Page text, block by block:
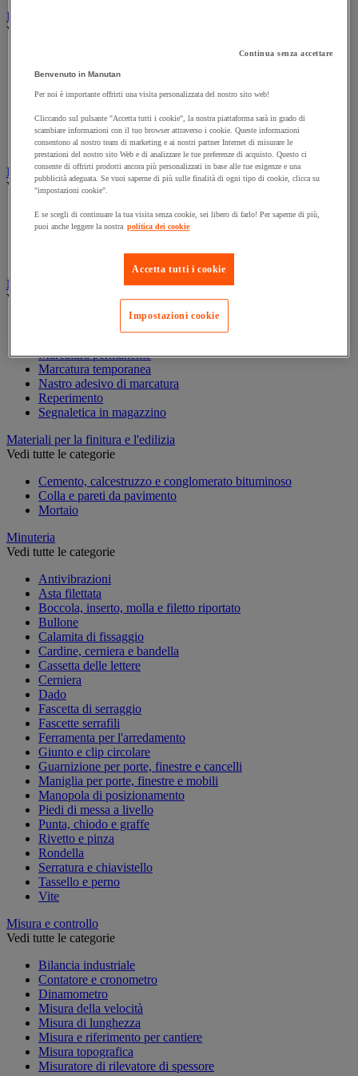
Illuminazione
Vedi tutte le categorie
Lampada da officina
Lampada portatile
Lampadina
Proiettore da cantiere
Torcia
Ingrassaggio e lubrificazione
Vedi tutte le categorie
Anti-aderente
Attrezzi per lubrificazione
Lubrificante e sbloccante
Marcatura
Vedi tutte le categorie
Marcatura permanente
Marcatura temporanea
Nastro adesivo di marcatura
Reperimento
Segnaletica in magazzino
Materiali per la finitura e l'edilizia
Vedi tutte le categorie
Cemento, calcestruzzo e conglomerato bituminoso
Colla e pareti da pavimento
Mortaio
Minuteria
Vedi tutte le categorie
Antivibrazioni
Asta filettata
Boccola, inserto, molla e filetto riportato
Bullone
Calamita di fissaggio
Cardine, cerniera e bandella
Cassetta delle lettere
Cerniera
Dado
Fascetta di serraggio
Fascette serrafili
Ferramenta per l'arredamento
Giunto e clip circolare
Guarnizione per porte, finestre e cancelli
Maniglia per porte, finestre e mobili
Manopola di posizionamento
Piedi di messa a livello
Punta, chiodo e graffe
Rivetto e pinza
Rondella
Serratura e chiavistello
Tassello e perno
Vite
Misura e controllo
Vedi tutte le categorie
Bilancia industriale
Contatore e cronometro
Dinamometro
Misura della velocità
Misura di lunghezza
Misura e riferimento per cantiere
Misura topografica
Misuratore di rilevatore di spessore
Continua senza accettare
Benvenuto in Manutan
Per noi è importante offrirti una visita personalizzata del nostro sito web!
Cliccando sul pulsante "Accetta tutti i cookie", la nostra piattaforma sarà in grado di
scambiare informazioni con il tuo browser attraverso i cookie. Queste informazioni
consentono al nostro team di marketing e ai nostri partner Internet di misurare le
prestazioni del nostro sito Web e di analizzare le tue preferenze di acquisto. Questo ci
consente di offrirti prodotti ancora più personalizzati in base alle tue esigenze e una
pubblicità adeguata. Se vuoi saperne di più sulle finalità di ogni tipo di cookie, clicca su
"impostazioni cookie".
E se scegli di continuare la tua visita senza cookie, sei libero di farlo! Per saperne di più,
puoi anche leggere la nostra politica dei cookie
Accetta tutti i cookie
Impostazioni cookie